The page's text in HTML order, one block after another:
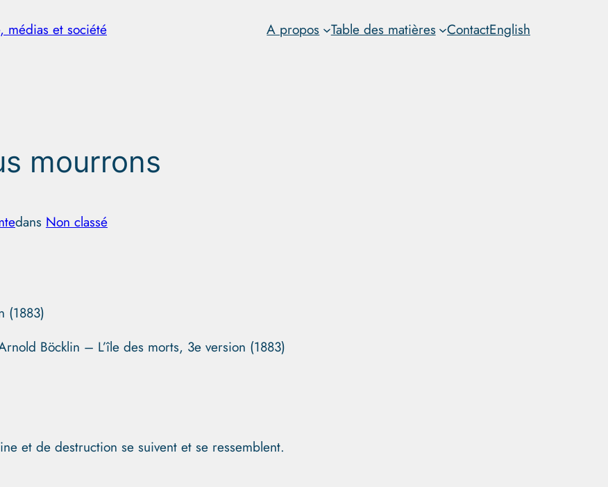
médias et société A propos Table des matières ContactEnglish
mourrons
dans Non classé
Böcklin – L’île des morts, 3e version (1883)
et de destruction se suivent et se ressemblent.